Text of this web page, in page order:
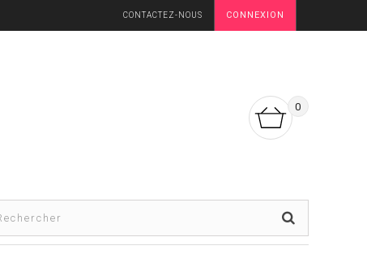
CONNEXION
CONTACTEZ-NOUS
0